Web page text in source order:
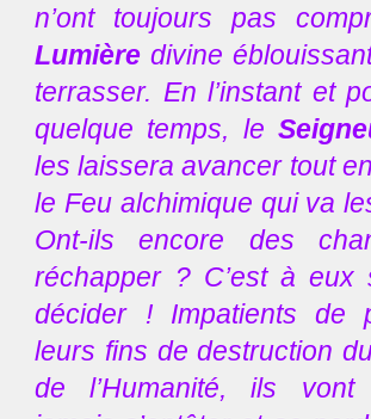
n’ont toujours pas
Lumière divine
terrasser. En l’instant et
quelque temps, le
les laissera avancer tout
le Feu alchimique qui va
Ont-ils encore des
réchapper ? C’est à eux
décider ! Impatients de
leurs fins de destruction
de l’Humanité, ils